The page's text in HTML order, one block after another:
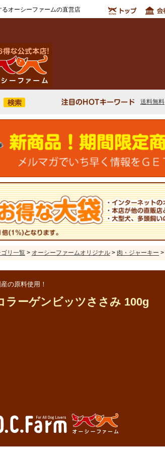
オーシーファームの直営店
送料無料
リ一覧 > オーシーファームオリジナル > 肉・ジャーキー >
の原料使用！
ラーゲンビッツささみ 100g